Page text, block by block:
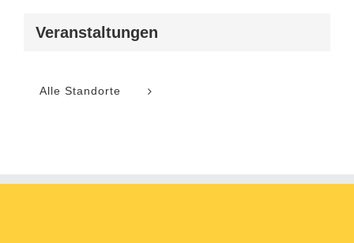
Veranstaltungen
Alle Standorte